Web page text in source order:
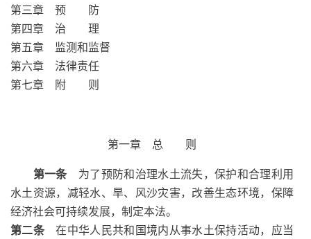
第三章 预 防
第四章 治 理
第五章 监测和监督
第六章 法律责任
第七章 附 则
第一章 总 则
第一条 为了预防和治理水土流失，保护和合理利用
水土资源，减轻水、旱、风沙灾害，改善生态环境，保障
经济社会可持续发展，制定本法。
第二条 在中华人民共和国境内从事水土保持活动，应当